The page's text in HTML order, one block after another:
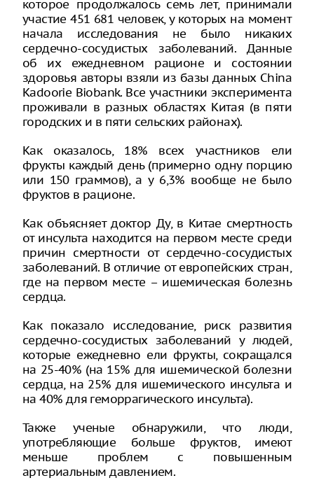
которое продолжалось семь лет, принимали
участие 451 681 человек, у которых на момент
начала исследования не было никаких
сердечно-сосудистых заболеваний. Данные
об их ежедневном рационе и состоянии
здоровья авторы взяли из базы данных China
Kadoorie Biobank. Все участники эксперимента
проживали в разных областях Китая (в пяти
городских и в пяти сельских районах).
Как оказалось, 18% всех участников ели
фрукты каждый день (примерно одну порцию
или 150 граммов), а у 6,3% вообще не было
фруктов в рационе.
Как объясняет доктор Ду, в Китае смертность
от инсульта находится на первом месте среди
причин смертности от сердечно-сосудистых
заболеваний. В отличие от европейских стран,
где на первом месте – ишемическая болезнь
сердца.
Как показало исследование, риск развития
сердечно-сосудистых заболеваний у людей,
которые ежедневно ели фрукты, сокращался
на 25-40% (на 15% для ишемической болезни
сердца, на 25% для ишемического инсульта и
на 40% для геморрагического инсульта).
Также ученые обнаружили, что люди,
употребляющие больше фруктов, имеют
меньше проблем с повышенным
артериальным давлением.